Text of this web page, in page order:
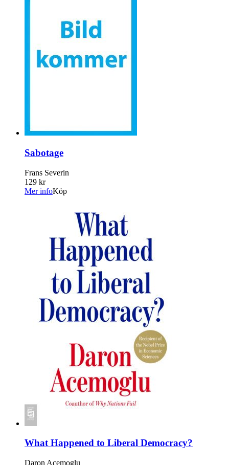
Sabotage
Frans Severin
129 kr
Mer infoKöp
What Happened to Liberal Democracy?
Daron Acemoglu